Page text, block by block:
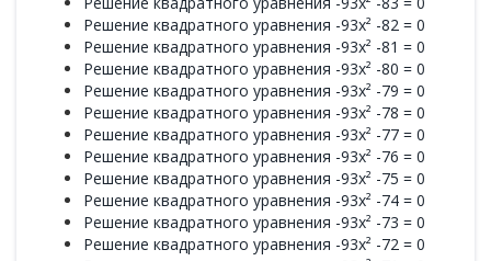
Решение квадратного уравнения -93x² -82 = 0
Решение квадратного уравнения -93x² -81 = 0
Решение квадратного уравнения -93x² -80 = 0
Решение квадратного уравнения -93x² -79 = 0
Решение квадратного уравнения -93x² -78 = 0
Решение квадратного уравнения -93x² -77 = 0
Решение квадратного уравнения -93x² -76 = 0
Решение квадратного уравнения -93x² -75 = 0
Решение квадратного уравнения -93x² -74 = 0
Решение квадратного уравнения -93x² -73 = 0
Решение квадратного уравнения -93x² -72 = 0